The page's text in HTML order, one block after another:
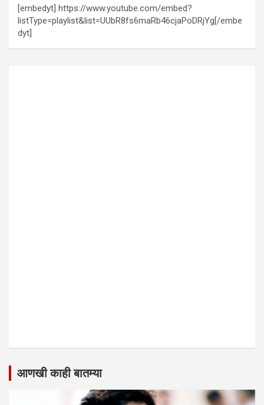
[embedyt] https://www.youtube.com/embed?
listType=playlist&list=UUbR8fs6maRb46cjaPoDRjYg[/embe
dyt]
आणखी काही बातम्या